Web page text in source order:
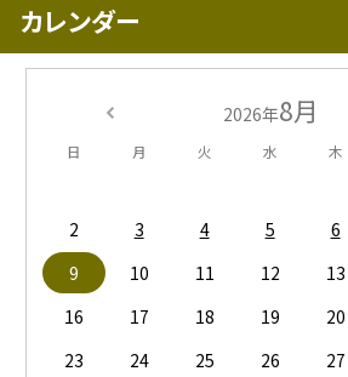
カレンダー
2026年8月
日 月 火 水 木
2
3 4 5 6
9
10 11 12 13
16
17 18 19 20
23
24 25 26 27